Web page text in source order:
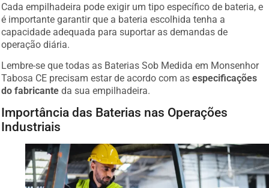
Cada empilhadeira pode exigir um tipo específico de bateria, e
é importante garantir que a bateria escolhida tenha a
capacidade adequada para suportar as demandas de
operação diária.
Lembre-se que todas as Baterias Sob Medida em Monsenhor
Tabosa CE precisam estar de acordo com as especificações
do fabricante da sua empilhadeira.
Importância das Baterias nas Operações
Industriais